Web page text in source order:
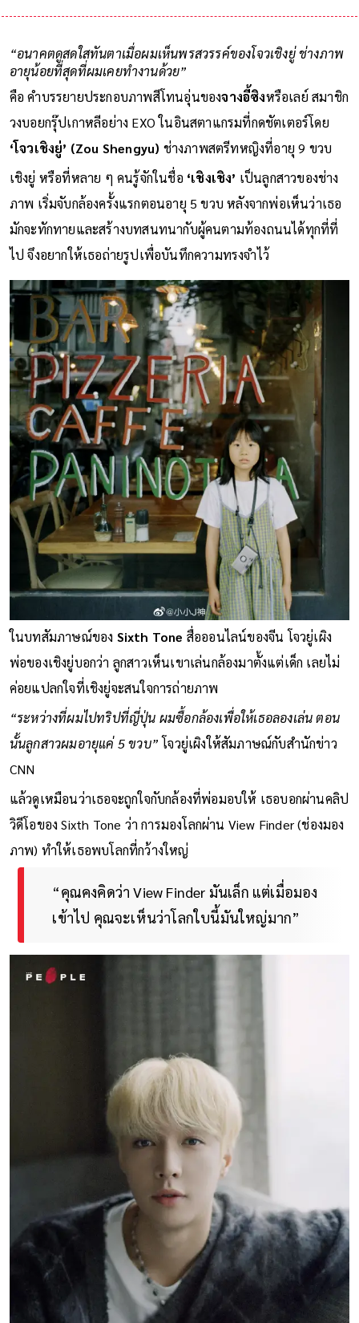
“อนาคตดูสดใสทันตาเมื่อผมเห็นพรสวรรค์ของโจวเชิงยู่ ช่างภาพ
อายุน้อยที่สุดที่ผมเคยทำงานด้วย”
คือ คำบรรยายประกอบภาพสีโทนอุ่นของจางอี้ซิงหรือเลย์ สมาชิก
วงบอยกรุ๊ปเกาหลีอย่าง EXO ในอินสตาแกรมที่กดชัตเตอร์โดย
‘โจวเชิงยู่’ (Zou Shengyu) ช่างภาพสตรีทหญิงที่อายุ 9 ขวบ
เชิงยู่ หรือที่หลาย ๆ คนรู้จักในชื่อ ‘เชิงเชิง’ เป็นลูกสาวของช่าง
ภาพ เริ่มจับกล้องครั้งแรกตอนอายุ 5 ขวบ หลังจากพ่อเห็นว่าเธอ
มักจะทักทายและสร้างบทสนทนากับผู้คนตามท้องถนนได้ทุกที่ที่
ไป จึงอยากให้เธอถ่ายรูปเพื่อบันทึกความทรงจำไว้
ในบทสัมภาษณ์ของ Sixth Tone สื่อออนไลน์ของจีน โจวยู่เผิง
พ่อของเชิงยู่บอกว่า ลูกสาวเห็นเขาเล่นกล้องมาตั้งแต่เด็ก เลยไม่
ค่อยแปลกใจที่เชิงยู่จะสนใจการถ่ายภาพ
“ระหว่างที่ผมไปทริปที่ญี่ปุ่น ผมซื้อกล้องเพื่อให้เธอลองเล่น ตอน
นั้นลูกสาวผมอายุแค่ 5 ขวบ” โจวยู่เผิงให้สัมภาษณ์กับสำนักข่าว
CNN
แล้วดูเหมือนว่าเธอจะถูกใจกับกล้องที่พ่อมอบให้ เธอบอกผ่านคลิป
วิดีโอของ Sixth Tone ว่า การมองโลกผ่าน View Finder (ช่องมอง
ภาพ) ทำให้เธอพบโลกที่กว้างใหญ่
“คุณคงคิดว่า View Finder มันเล็ก แต่เมื่อมอง
เข้าไป คุณจะเห็นว่าโลกใบนี้มันใหญ่มาก”